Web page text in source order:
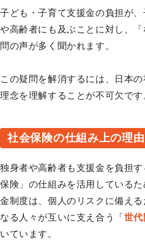
子ども・子育て支援金の負担が
や高齢者にも及ぶことに対し、
問の声が多く聞かれます。
この疑問を解消するには、日本
理念を理解することが不可欠です
社会保険の仕組み上の理由
独身者や高齢者も支援金を負担
保険」の仕組みを活用している
金制度は、個人のリスクに備え
なる人々が互いに支え合う「世代
いています。